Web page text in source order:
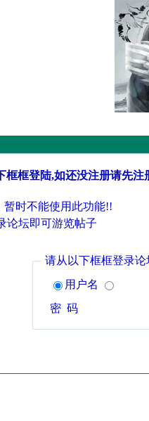
框框登陆,如还没注册请先注
暂时不能使用此功能!!
论坛即可游览帖子
请从以下框框登录论
用户名
密 码